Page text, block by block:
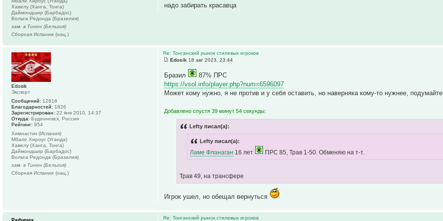
надо забирать красавца
Хавелу (Ханга, Тонга)
Даймондшир (Барбадос)
Вольта Редонда (Бразилия)
зам. в Тинен (Бельгия)
Сборная Испании (нац.)
Re: Тонганский рынок стилевых игроков
Edosik 18 авг 2023, 23:44
Бразил
87% ПРС
https://vsol.info/player.php?num=6596097
Может кому нужно, я не против и у себя оставить, но наверняка кому-то нужнее,
Добавлено спустя 39 минут 54 секунды:
Lefty писал(а):
Lefty писал(а):
Ламе Фланаган 16 лет ПРС 85, Трав 1-50. Обменяю на т-т.
Трав 49, на трансфере
Игрок ушел, но обещал вернуться
Edosik
Эксперт
Сообщений: 12818
Благодарностей: 1826
Зарегистрирован: 22 янв 2010, 14:37
Откуда: Буденновск, Россия
Рейтинг: 954
Химнастик (Испания)
Мбале Хироус (Уганда)
Хавелу (Ханга, Тонга)
Даймондшир (Барбадос)
Вольта Редонда (Бразилия)
зам. в Тинен (Бельгия)
Сборная Испании (нац.)
Re: Тонганский рынок стилевых игроков